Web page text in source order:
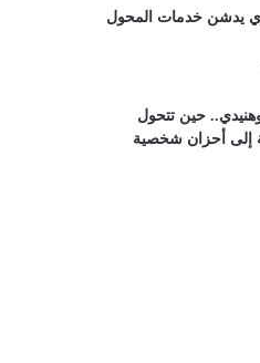
يدشن خدمات المحول
حين تتحول
إلى أحزان شخصية